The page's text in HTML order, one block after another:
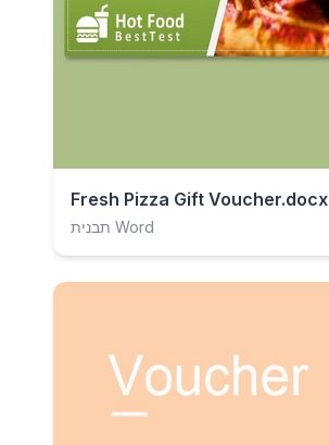
Fresh Pizza Gift Voucher.docx
תבנית Word